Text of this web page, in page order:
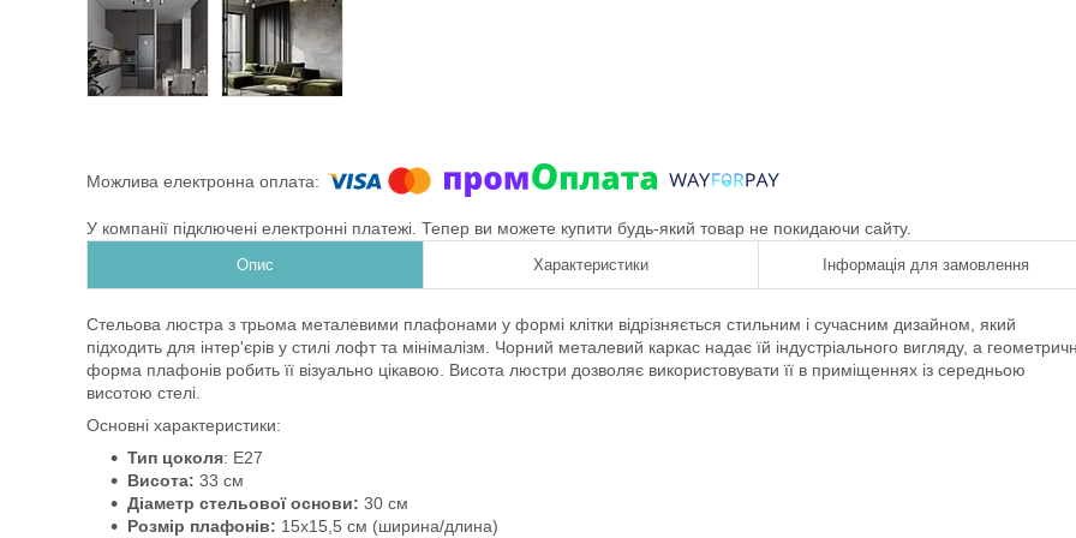
У компанії підключені електронні платежі. Тепер ви можете купити будь-який товар не покидаючи сайту.
Опис Характеристики Інформація для замовлення
Стельова люстра з трьома металевими плафонами у формі клітки відрізняється стильним і сучасним дизайном, який
підходить для інтер'єрів у стилі лофт та мінімалізм. Чорний металевий каркас надає їй індустріального вигляду, а
форма плафонів робить її візуально цікавою. Висота люстри дозволяє використовувати її в приміщеннях із середньою
висотою стелі.
Основні характеристики:
Тип цоколя: E27
Висота: 33 см
Діаметр стельової основи: 30 см
Розмір плафонів: 15x15,5 см (ширина/длина)